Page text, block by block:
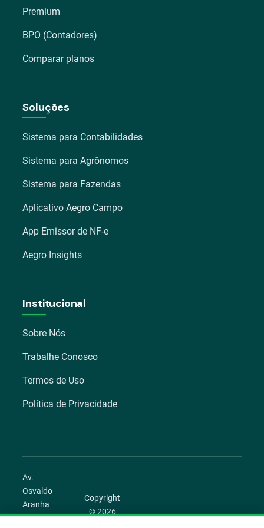
Premium
BPO (Contadores)
Comparar planos
Soluções
Sistema para Contabilidades
Sistema para Agrônomos
Sistema para Fazendas
Aplicativo Aegro Campo
App Emissor de NF-e
Aegro Insights
Institucional
Sobre Nós
Trabalhe Conosco
Termos de Uso
Política de Privacidade
Av.
Osvaldo
Aranha
1022 –
Copyright
© 2026